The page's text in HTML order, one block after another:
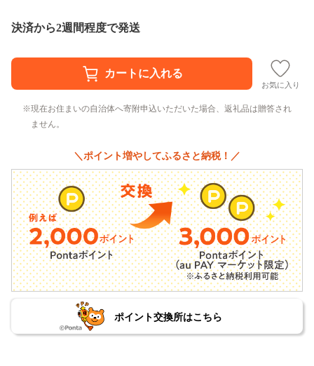
決済から2週間程度で発送
お気に入り
現在お住まいの自治体へ寄附申込いただいた場合、返礼品は贈答され
ません。
＼ポイント増やしてふるさと納税！／
ポイント交換所はこちら